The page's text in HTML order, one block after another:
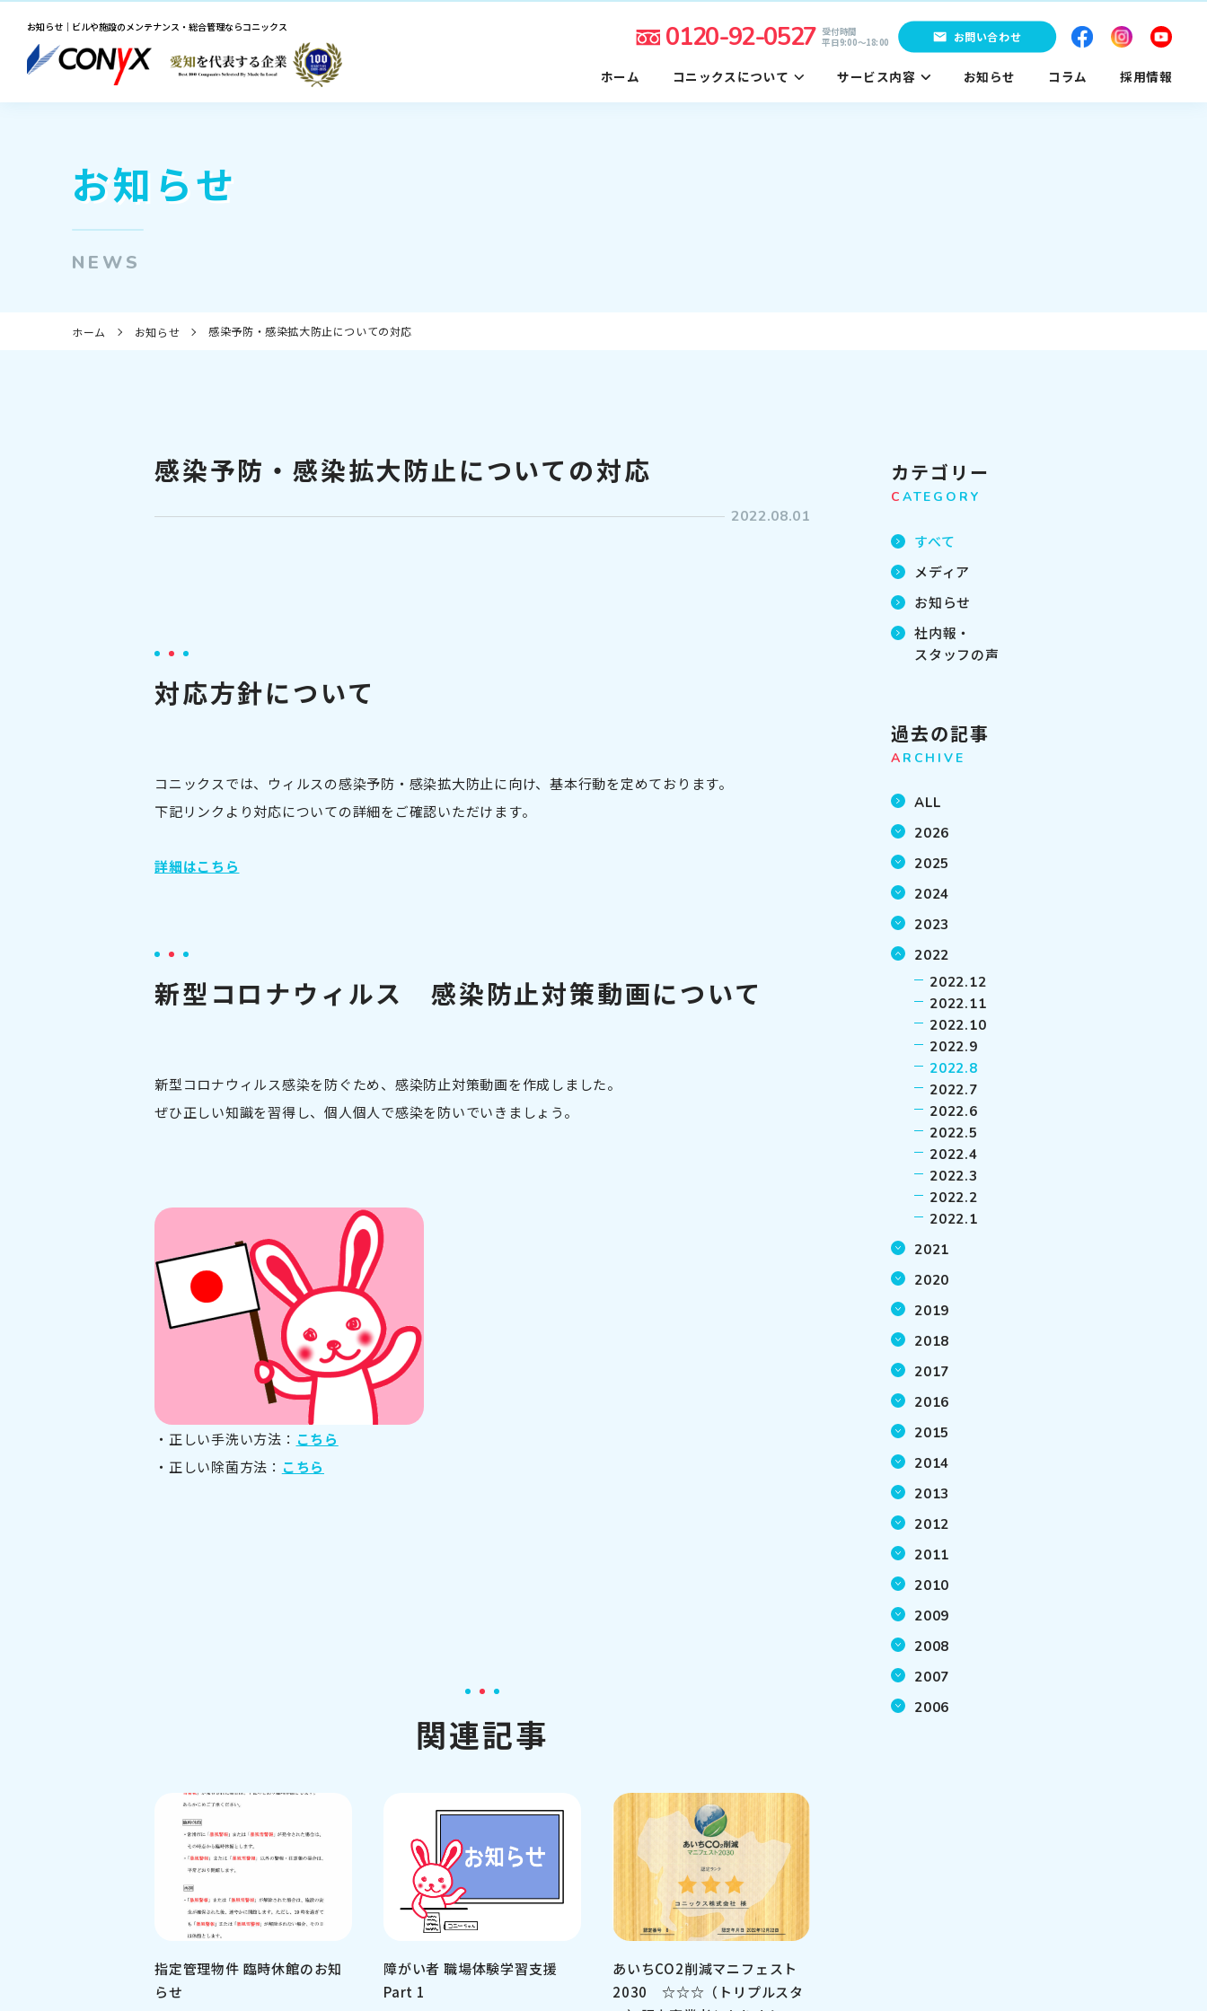
0120-92-0527 受付時間
平日9:00〜18:00
お問い合わせ
お知らせ｜ビルや施設のメンテナンス・総合管理ならコニックス
ホーム コニックスについて サービス内容 お知らせ コラム 採用情報
お知らせ
NEWS
ホーム お知らせ 感染予防・感染拡大防止についての対応
感染予防・感染拡大防止についての対応
2022.08.01
対応方針について
コニックスでは、ウィルスの感染予防・感染拡大防止に向け、基本行動を定めております。
下記リンクより対応についての詳細をご確認いただけます。
詳細はこちら
新型コロナウィルス 感染防止対策動画について
新型コロナウィルス感染を防ぐため、感染防止対策動画を作成しました。
ぜひ正しい知識を習得し、個人個人で感染を防いでいきましょう。
・正しい手洗い方法： こちら
・正しい除菌方法： こちら
関連記事
指定管理物件 臨時休館のお知
らせ
障がい者 職場体験学習支援
Part 1
あいちCO2削減マニフェスト
2030 ☆☆☆（トリプルスタ
カテゴリー
C ATEGORY
すべて
メディア
お知らせ
社内報・
スタッフの声
過去の記事
A RCHIVE
ALL
2026
2025
2024
2023
2022
2022.12
2022.11
2022.10
2022.9
2022.8
2022.7
2022.6
2022.5
2022.4
2022.3
2022.2
2022.1
2021
2020
2019
2018
2017
2016
2015
2014
2013
2012
2011
2010
2009
2008
2007
2006